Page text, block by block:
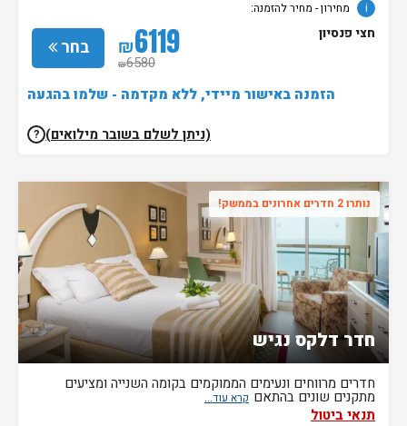
i מחירון- מחיר להזמנה:
בחר ₪6119
₪6580
חצי פנסיון
הזמנה באישור מיידי, ללא מקדמה - שלמו בהגעה
(ניתן לשלם בשובר מילואים) ?
נותרו 2 חדרים אחרונים בממשק!
חדר דלקס נגיש
חדרים מרווחים ונעימים הממוקמים בקומה השנייה ומציעים
מתקנים שונים בהתאם
תנאי ביטול